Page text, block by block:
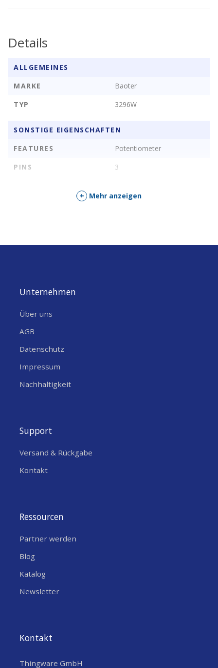
Details
ALLGEMEINES
MARKE
Baoter
TYP
3296W
SONSTIGE EIGENSCHAFTEN
FEATURES
Potentiometer
PINS
3
+ Mehr anzeigen
Unternehmen
Über uns
AGB
Datenschutz
Impressum
Nachhaltigkeit
Support
Versand & Rückgabe
Kontakt
Ressourcen
Partner werden
Blog
Katalog
Newsletter
Kontakt
Thingware GmbH